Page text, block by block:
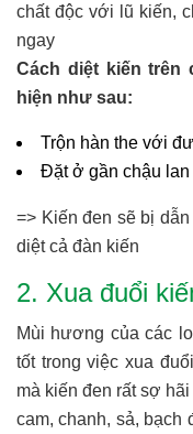
chất độc với lũ kiến,
ngay
Cách diệt kiến
hiện như sau:
Trộn hàn the với
Đặt ở gần chậu lan
=> Kiến đen sẽ bị
diệt cả đàn kiến
2. Xua đuổi
Mùi hương của các
tốt trong việc xua
mà kiến đen rất sợ
cam, chanh, sả,